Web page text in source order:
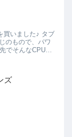
ました♪ タブ
のもので、パワ
でそんなCPUパ
ズ